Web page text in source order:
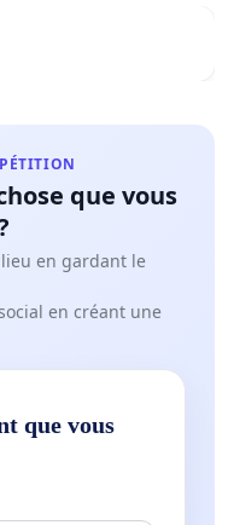
que vous
en gardant le
en créant une
que vous